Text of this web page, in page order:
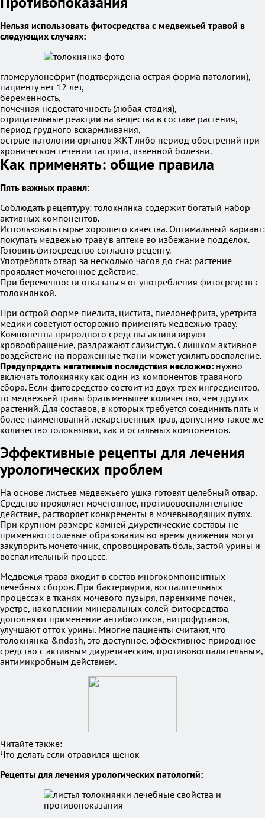
Нельзя использовать фитосредства с медвежьей травой в
следующих случаях:
гломерулонефрит (подтверждена острая форма патологии),
пациенту нет 12 лет,
беременность,
почечная недостаточность (любая стадия),
отрицательные реакции на вещества в составе растения,
период грудного вскармливания,
острые патологии органов ЖКТ либо период обострений при
хроническом течении гастрита, язвенной болезни.
Как применять: общие правила
Пять важных правил:
Соблюдать рецептуру: толокнянка содержит богатый набор
активных компонентов.
Использовать сырье хорошего качества. Оптимальный вариант:
покупать медвежью траву в аптеке во избежание подделок.
Готовить фитосредство согласно рецепту.
Употреблять отвар за несколько часов до сна: растение
проявляет мочегонное действие.
При беременности отказаться от употребления фитосредств с
толокнянкой.
При острой форме пиелита, цистита, пиелонефрита, уретрита
медики советуют осторожно применять медвежью траву.
Компоненты природного средства активизируют
кровообращение, раздражают слизистую. Слишком активное
воздействие на пораженные ткани может усилить воспаление.
Предупредить негативные последствия несложно: нужно
включать толокнянку как один из компонентов травяного
сбора. Если фитосредство состоит из двух-трех ингредиентов,
то медвежьей травы брать меньшее количество, чем других
растений. Для составов, в которых требуется соединить пять и
более наименований лекарственных трав, допустимо такое же
количество толокнянки, как и остальных компонентов.
Эффективные рецепты для лечения
урологических проблем
На основе листьев медвежьего ушка готовят целебный отвар.
Средство проявляет мочегонное, противовоспалительное
действие, растворяет конкременты в мочевыводящих путях.
При крупном размере камней диуретические составы не
применяют: солевые образования во время движения могут
закупорить мочеточник, спровоцировать боль, застой урины и
воспалительный процесс.
Медвежья трава входит в состав многокомпонентных
лечебных сборов. При бактериурии, воспалительных
процессах в тканях мочевого пузыря, паренхиме почек,
уретре, накоплении минеральных солей фитосредства
дополняют применение антибиотиков, нитрофуранов,
улучшают отток урины. Многие пациенты считают, что
толокнянка &ndash, это доступное, эффективное природное
средство с активным диуретическим, противовоспалительным,
антимикробным действием.
Читайте также:
Что делать если отравился щенок
Рецепты для лечения урологических патологий: